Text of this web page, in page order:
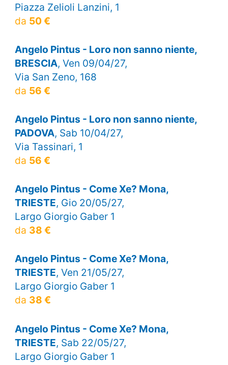
Piazza Zelioli Lanzini, 1
da 50 €
Angelo Pintus - Loro non sanno niente,
BRESCIA, Ven 09/04/27,
Via San Zeno, 168
da 56 €
Angelo Pintus - Loro non sanno niente,
PADOVA, Sab 10/04/27,
Via Tassinari, 1
da 56 €
Angelo Pintus - Come Xe? Mona,
TRIESTE, Gio 20/05/27,
Largo Giorgio Gaber 1
da 38 €
Angelo Pintus - Come Xe? Mona,
TRIESTE, Ven 21/05/27,
Largo Giorgio Gaber 1
da 38 €
Angelo Pintus - Come Xe? Mona,
TRIESTE, Sab 22/05/27,
Largo Giorgio Gaber 1